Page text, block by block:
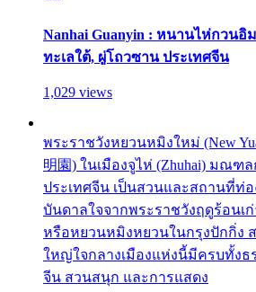
Nanhai Guanyin : หนานไห่กวนอิ
ทะเลใต้, ผู่โถวซาน ประเทศจีน
1,029 views
พระราชวังหยวนหมิงใหม่ (New
明園) ในเมืองจูไห่ (Zhuhai) มณฑล
ประเทศจีน เป็นสวนและสถานที่ท่อ
บันดาลใจจากพระราชวังฤดูร้อนเก่า
หรือหยวนหมิงหยวนในกรุงปักกิ่ง
ใหญ่ใจกลางเมืองแห่งนี้มีครบทั้งธ
จีน สวนสนุก และการแสดง